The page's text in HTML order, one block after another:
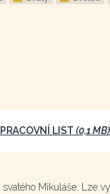
LIST (0,1 MB)
Mikuláše. Lze